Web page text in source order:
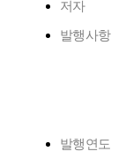
저자
발행사항
발행연도